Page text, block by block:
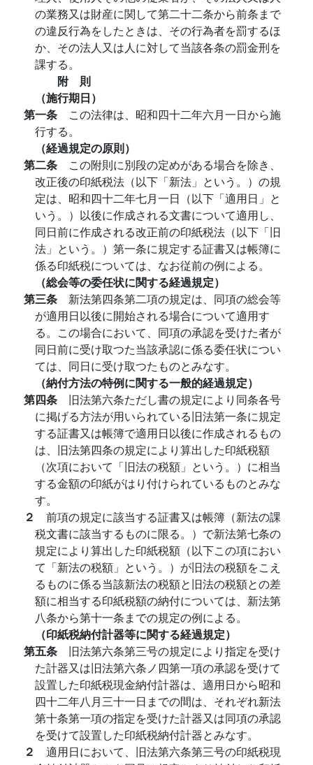
の業務又は財産に関して第二十二条から前条まで
の違反行為をしたときは、その行為者を罰するほ
か、その法人又は人に対して当該各条の罰金刑を
課する。
附 則
（施行期日）
第一条 この法律は、昭和四十二年六月一日から施
行する。
（経過規定の原則）
第二条 この附則に別段の定めがある場合を除き、
改正後の印紙税法（以下「新法」という。）の規
定は、昭和四十二年七月一日（以下「適用日」と
いう。）以後に作成される文書について適用し、
同日前に作成される改正前の印紙税法（以下「旧
法」という。）第一条に規定する証書又は帳簿に
係る印紙税については、なお従前の例による。
（総会等の委任状に関する経過規定）
第三条 新法第四条第二項の規定は、同項の総会等
が適用日以後に開始される場合について適用す
る。この場合において、同項の承認を受けた者が
同日前に受け取つた当該承認に係る委任状につい
ては、同日に受け取つたものとみなす。
（納付方法の特例に関する一般的経過規定）
第四条 旧法第六条ただし書の規定により同条各号
に掲げる方法が用いられている旧法第一条に規定
する証書又は帳簿で適用日以後に作成されるもの
は、旧法第四条の規定により算出した印紙税額
（次項において「旧法の税額」という。）に相当
する金額の印紙がはり付けられているものとみな
す。
２ 前項の規定に該当する証書又は帳簿（新法の課
税文書に該当するものに限る。）で新法第七条の
規定により算出した印紙税額（以下この項におい
て「新法の税額」という。）が旧法の税額をこえ
るものに係る当該新法の税額と旧法の税額との差
額に相当する印紙税額の納付については、新法第
八条から第十一条までの規定の例による。
（印紙税納付計器等に関する経過規定）
第五条 旧法第六条第三号の規定により指定を受け
た計器又は旧法第六条ノ四第一項の承認を受けて
設置した印紙税現金納付計器は、適用日から昭和
四十二年八月三十一日までの間は、それぞれ新法
第十条第一項の指定を受けた計器又は同項の承認
を受けて設置した印紙税納付計器とみなす。
２ 適用日において、旧法第六条第三号の印紙税現